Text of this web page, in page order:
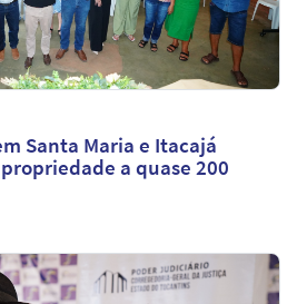
Santa Maria e Itacajá
a quase 200